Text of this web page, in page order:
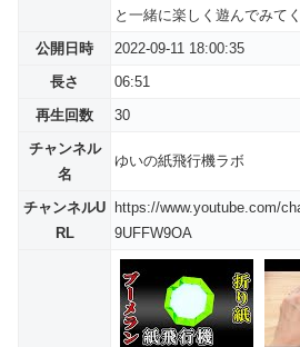
と一緒に楽しく遊んでみて
公開日時
2022-09-11 18:00:35
長さ
06:51
再生回数
30
チャンネル
名
ゆいの紙飛行機ラボ
チャンネルU
RL
https://www.youtube.com/
9UFFW9OA